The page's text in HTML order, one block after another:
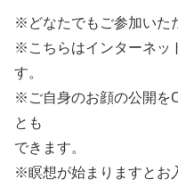
※どなたでもご参加いた
※こちらはインターネッ
す。
※ご自身のお顔の公開を
とも
できます。
※瞑想が始まりますとお